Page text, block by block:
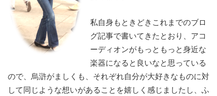
私自身もときどきこれまでのブロ
グ記事で書いてきたとおり、アコ
ーディオンがもっともっと身近な
楽器になると良いなと思っている
ので、烏滸がましくも、それぞれ自分が大好きなものに対
して同じような想いがあることを嬉しく感じましたし、ふ